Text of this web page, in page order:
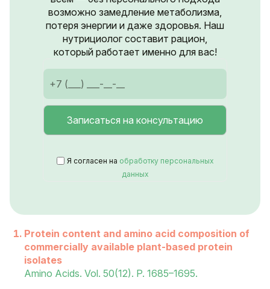
возможно замедление метаболизма,
потеря энергии и даже здоровья. Наш
нутрициолог составит рацион,
который работает именно для вас!
Я согласен на обработку персональных
данных
Protein content and amino acid composition of
commercially available plant-based protein
isolates
Amino Acids. Vol. 50(12). P. 1685–1695.